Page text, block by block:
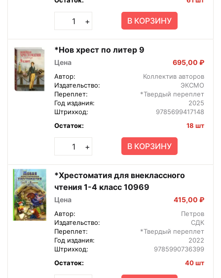
+ В КОРЗИНУ
*Нов хрест по литер 9
Цена 695,00 ₽
Автор:
Коллектив авторов
Издательство:
ЭКСМО
Переплет:
*Твердый переплет
Год издания:
2025
Штрихкод:
9785699417148
Остаток:
18 шт
+ В КОРЗИНУ
*Хрестоматия для внеклассного
чтения 1-4 класс 10969
Цена 415,00 ₽
Автор:
Петров
Издательство:
СДК
Переплет:
*Твердый переплет
Год издания:
2022
Штрихкод:
9785990736399
Остаток:
40 шт